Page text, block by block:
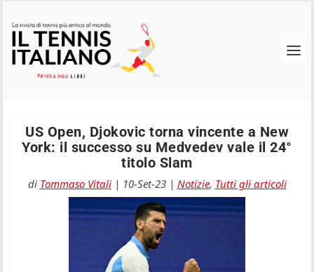
US Open, Djokovic torna vincente a New
York: il successo su Medvedev vale il 24°
titolo Slam
di Tommaso Vitali| 10-Set-23| Notizie, Tutti gli articoli